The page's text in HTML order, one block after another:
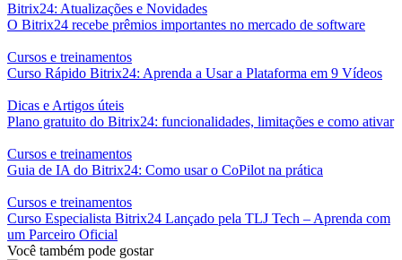
Bitrix24: Atualizações e Novidades
O Bitrix24 recebe prêmios importantes no mercado de software
Cursos e treinamentos
Curso Rápido Bitrix24: Aprenda a Usar a Plataforma em 9 Vídeos
Dicas e Artigos úteis
Plano gratuito do Bitrix24: funcionalidades, limitações e como ativar
Cursos e treinamentos
Guia de IA do Bitrix24: Como usar o CoPilot na prática
Cursos e treinamentos
Curso Especialista Bitrix24 Lançado pela TLJ Tech – Aprenda com
um Parceiro Oficial
Você também pode gostar